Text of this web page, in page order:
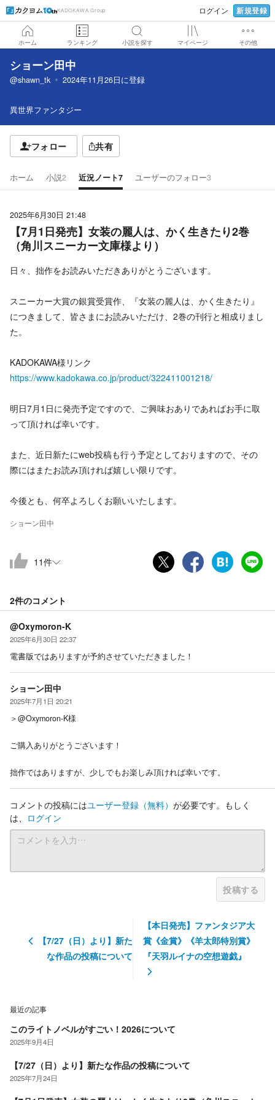
KADOKAWA Group ログイン 新規登録
ホーム ランキング 小説を探す マイページ その他
ショーン田中
@shawn_tk 2024年11月26日に登録
異世界ファンタジー
フォロー 共有
ホーム 小説2 近況ノート7 ユーザーのフォロー3
2025年6月30日 21:48
【7月1日発売】女装の麗人は、かく生きたり2巻
（角川スニーカー文庫様より）
日々、拙作をお読みいただきありがとうございます。
スニーカー大賞の銀賞受賞作、『女装の麗人は、かく生きたり』
につきまして、皆さまにお読みいただけ、2巻の刊行と相成りまし
た。
KADOKAWA様リンク
https://www.kadokawa.co.jp/product/322411001218/
明日7月1日に発売予定ですので、ご興味おありであればお手に取
って頂ければ幸いです。
また、近日新たにweb投稿も行う予定としておりますので、その
際にはまたお読み頂ければ嬉しい限りです。
今後とも、何卒よろしくお願いいたします。
ショーン田中
11件
2件のコメント
@Oxymoron-K
2025年6月30日 22:37
電書版ではありますが予約させていただきました！
ショーン田中
2025年7月1日 20:21
＞@Oxymoron-K様
ご購入ありがとうございます！
拙作ではありますが、少しでもお楽しみ頂ければ幸いです。
コメントの投稿にはユーザー登録 （無料） が必要です。もしく
は、 ログイン
投稿する
【7/27（日）より】新た
な作品の投稿について
【本日発売】ファンタジア大
賞《金賞》《羊太郎特別賞》
『天羽ルイナの空想遊戯』
最近の記事
このライトノベルがすごい！2026について
2025年9月4日
【7/27（日）より】新たな作品の投稿について
2025年7月24日